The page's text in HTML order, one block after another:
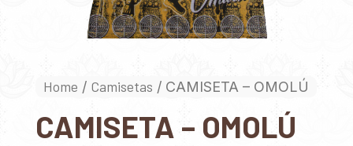
Home / Camisetas / CAMISETA – OMOLÚ
CAMISETA – OMOLÚ